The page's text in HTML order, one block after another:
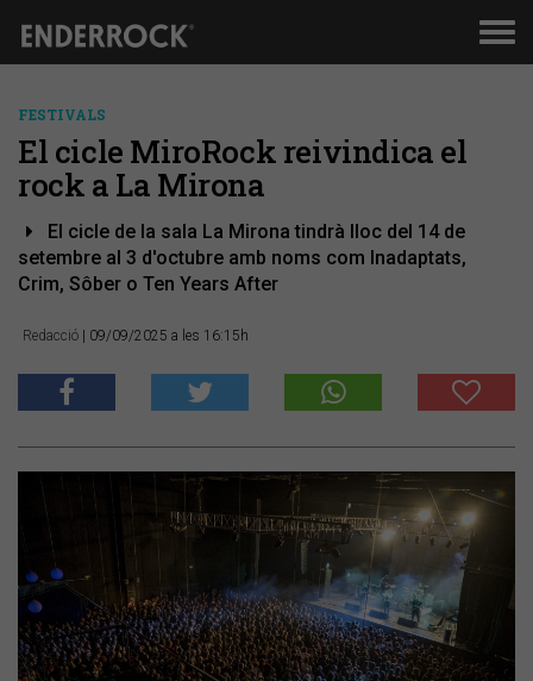
FESTIVALS
El cicle MiroRock reivindica el
rock a La Mirona
El cicle de la sala La Mirona tindrà lloc del 14 de
setembre al 3 d'octubre amb noms com Inadaptats,
Crim, Sôber o Ten Years After
Redacció | 09/09/2025 a les 16:15h